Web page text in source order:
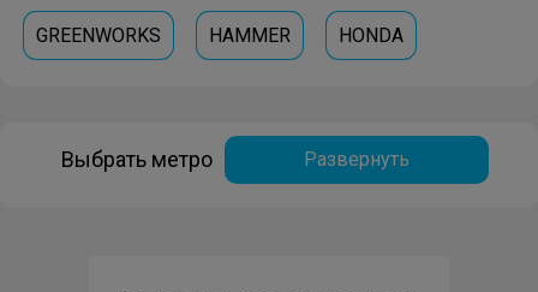
GREENWORKS HAMMER HONDA
Выбрать метро Развернуть